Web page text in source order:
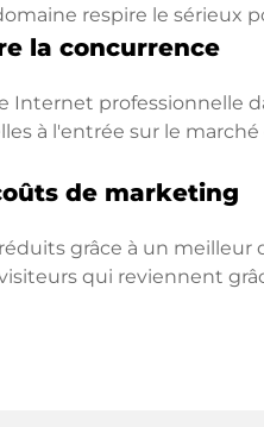
respire le sérieux
la concurrence
Internet professionnelle
à l'entrée sur le
de marketing
grâce à un meilleur
qui reviennent